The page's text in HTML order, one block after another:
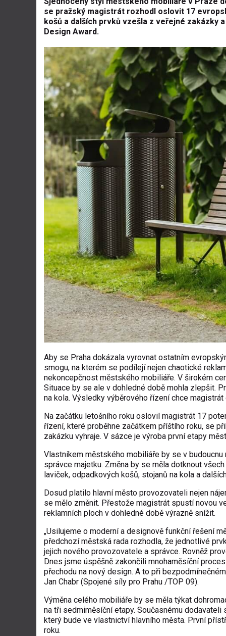
se pražský magistrát rozhodl oslovit 17
košů a dalších prvků vzešla z veřejné zakázky
Design Award.
Aby se Praha dokázala vyrovnat ostatním
smogu, na kterém se podílejí nejen chaotické
nekoncepčnost městského mobiliáře. V širokém
Situace by se ale v dohledné době mohla zlepšit.
na kola. Výsledky výběrového řízení chce
Na začátku letošního roku oslovil magistrát 17
řízení, které proběhne začátkem příštího roku, se
zakázku vyhraje. V sázce je výroba první etapy
Vlastníkem městského mobiliáře by se v
správce majetku. Změna by se měla dotknout
laviček, odpadkových košů, stojanů na kola a
Dosud platilo hlavní město provozovateli nejen
se mělo změnit. Přestože magistrát spustí novou
reklamních ploch v dohledné době výrazně snížit.
„Usilujeme o moderní a designově funkční řešení
předchozí městská rada rozhodla, že jednotlivé
jejich nového provozovatele a správce. Rovněž
Dnes jsme úspěšně zakončili mnohaměsíční
přechodu na nový design. A to při
Jan Chabr (Spojené síly pro Prahu /TOP 09).
Výměna celého mobiliáře by se měla týkat
na tři sedmiměsíční etapy. Současnému
který bude ve vlastnictví hlavního města. První
roku.